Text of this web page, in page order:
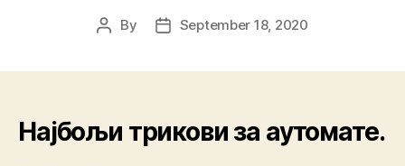
By September 18, 2020
Најбољи трикови за аутомате.